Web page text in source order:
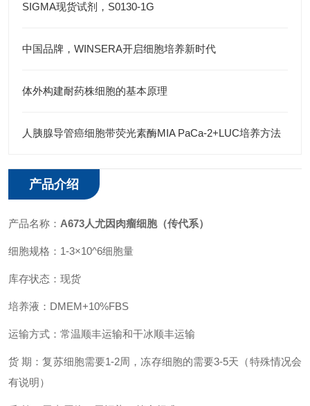
SIGMA现货试剂，S0130-1G
中国品牌，WINSERA开启细胞培养新时代
体外构建耐药株细胞的基本原理
人胰腺导管癌细胞带荧光素酶MIA PaCa-2+LUC培养方法
产品介绍
产品名称： A673人尤因肉瘤细胞（传代系）
细胞规格：1-3×10^6细胞量
库存状态：现货
培养液：DMEM+10%FBS
运输方式：常温顺丰运输和干冰顺丰运输
货 期：复苏细胞需要1-2周，冻存细胞的需要3-5天（特殊情况会
有说明）